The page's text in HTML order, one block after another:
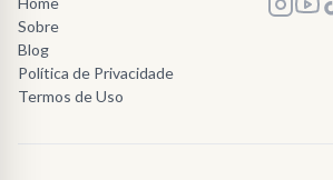
Sobre
Blog
Política de Privacidade
Termos de Uso